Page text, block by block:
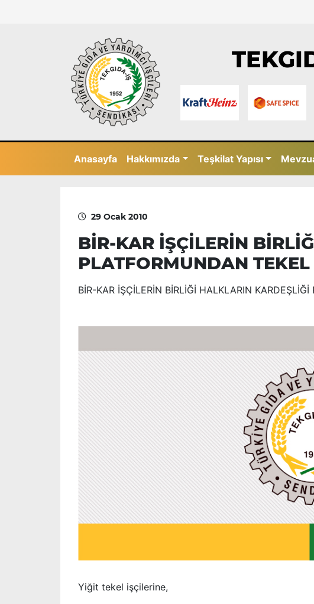
Anasayfa Hakkımızda Teşkilat Yapısı
29 Ocak 2010
BİR-KAR İŞÇİLERİN
PLATFORMUNDAN
BİR-KAR İŞÇİLERİN BİRLİĞİ HALKLARIN
Yiğit tekel işçilerine,